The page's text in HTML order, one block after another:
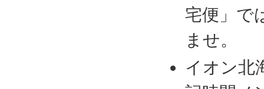
宅便」で
ませ。
イオン北